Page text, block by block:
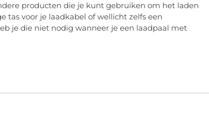
producten die je kunt gebruiken om het laden
tas voor je laadkabel of wellicht zelfs een
je die niet nodig wanneer je een laadpaal met